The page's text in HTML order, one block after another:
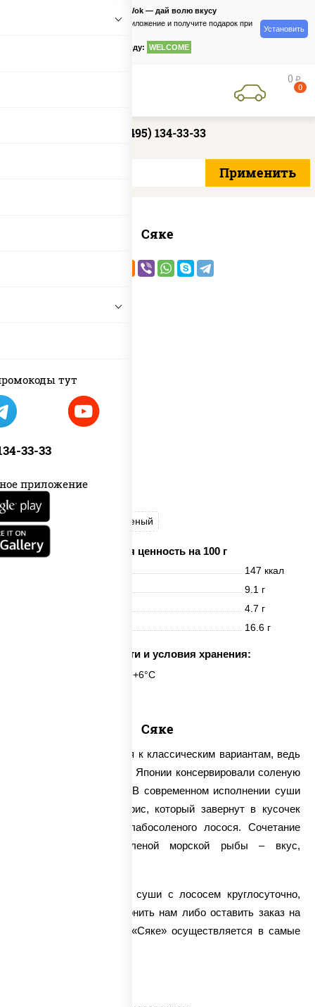
тут
33-33
приложение
PizzaSushiWok — дай волю вкусу
Скачайте приложение и получите подарок при
по промокоду: WELCOME
Установить
0 руб
0
+7 (495) 134-33-33
Сяке
рис лосось слабосоленый
Пищевая ценность на 100 г
147 ккал
9.1 г
4.7 г
16.6 г
Срок годности и условия хранения:
6 часов при t° от +2°C до +6°C
Сяке
Суши «Сяке» относятся к классическим вариантам, ведь
много столетий назад в Японии консервировали соленую
рыбу именно с рисом. В современном исполнении суши
«Сяке» выглядят как рис, который завернут в кусочек
невероятно нежного слабосоленого лосося. Сочетание
пресного риса и соленой морской рыбы – вкус,
У нас можно заказать суши с лососем круглосуточно,
достаточно лишь позвонить нам либо оставить заказ на
сайте. Доставка суши «Сяке» осуществляется в самые